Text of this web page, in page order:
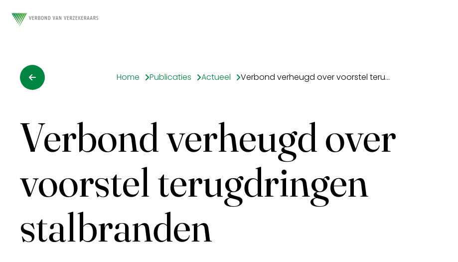
Home Publicaties Actueel Verbond verheugd over voorstel terugdringen stalbranden
Verbond verheugd over
voorstel terugdringen
stalbranden